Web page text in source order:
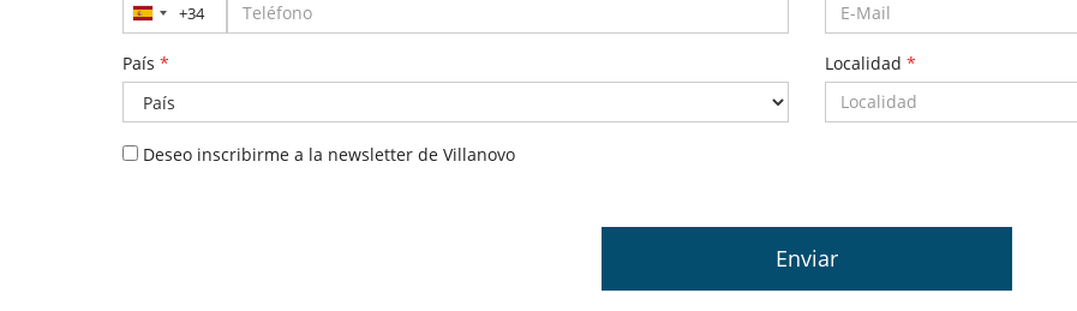
España
+34
+34
País * Localidad *
Deseo inscribirme a la newsletter de Villanovo
Enviar